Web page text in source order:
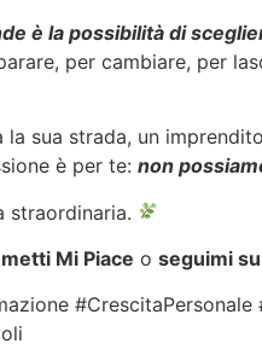
è la possibilità di
per cambiare, per
la sua strada, un
è per te: non
straordinaria.
metti Mi Piace oseguimi